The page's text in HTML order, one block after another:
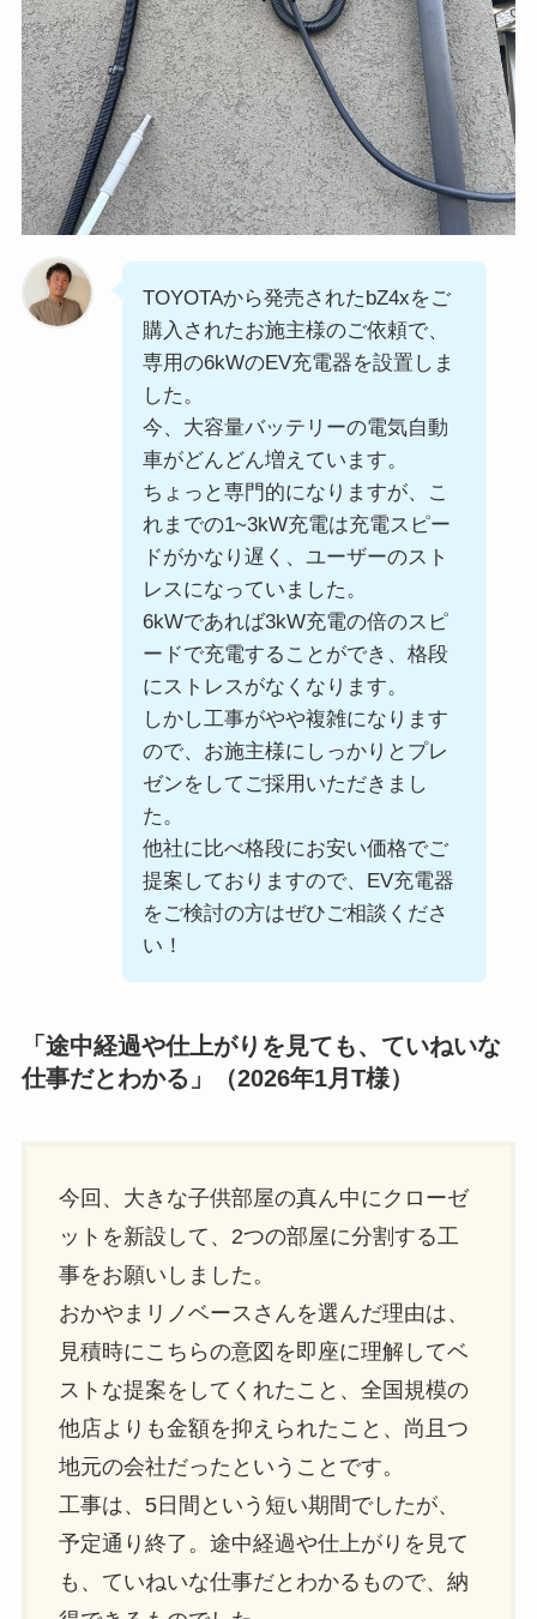
TOYOTAから発売されたbZ4xをご
購入されたお施主様のご依頼で、
専用の6kWのEV充電器を設置しま
した。
今、大容量バッテリーの電気自動
車がどんどん増えています。
ちょっと専門的になりますが、こ
れまでの1~3kW充電は充電スピー
ドがかなり遅く、ユーザーのスト
レスになっていました。
6kWであれば3kW充電の倍のスピ
ードで充電することができ、格段
にストレスがなくなります。
しかし工事がやや複雑になります
ので、お施主様にしっかりとプレ
ゼンをしてご採用いただきまし
た。
他社に比べ格段にお安い価格でご
提案しておりますので、EV充電器
をご検討の方はぜひご相談くださ
い！
「途中経過や仕上がりを見ても、ていねいな
仕事だとわかる」（2026年1月T様）
今回、大きな子供部屋の真ん中にクローゼ
ットを新設して、2つの部屋に分割する工
事をお願いしました。
おかやまリノベースさんを選んだ理由は、
見積時にこちらの意図を即座に理解してベ
ストな提案をしてくれたこと、全国規模の
他店よりも金額を抑えられたこと、尚且つ
地元の会社だったということです。
工事は、5日間という短い期間でしたが、
予定通り終了。途中経過や仕上がりを見て
も、ていねいな仕事だとわかるもので、納